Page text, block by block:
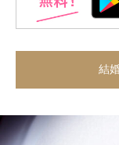
結